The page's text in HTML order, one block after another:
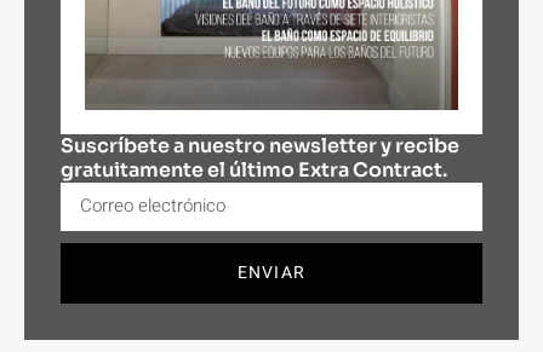
Suscríbete a nuestro newsletter y recibe
gratuitamente el último Extra Contract.
ENVIAR